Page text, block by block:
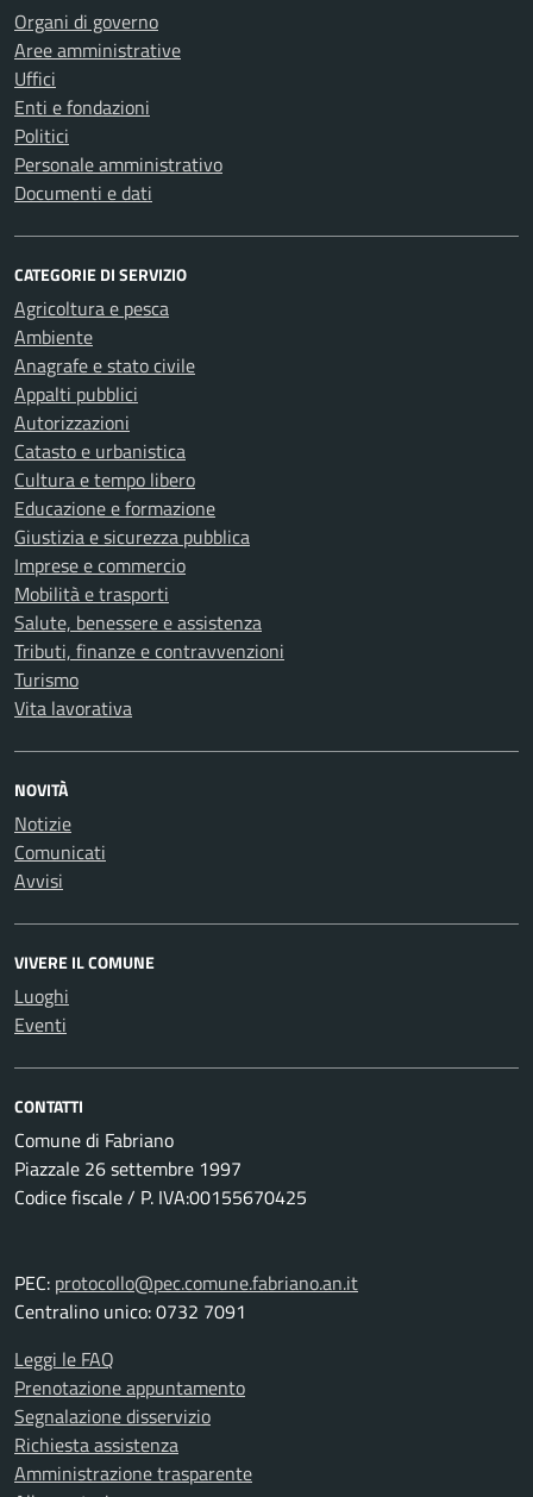
Organi di governo
Aree amministrative
Uffici
Enti e fondazioni
Politici
Personale amministrativo
Documenti e dati
CATEGORIE DI SERVIZIO
Agricoltura e pesca
Ambiente
Anagrafe e stato civile
Appalti pubblici
Autorizzazioni
Catasto e urbanistica
Cultura e tempo libero
Educazione e formazione
Giustizia e sicurezza pubblica
Imprese e commercio
Mobilità e trasporti
Salute, benessere e assistenza
Tributi, finanze e contravvenzioni
Turismo
Vita lavorativa
NOVITÀ
Notizie
Comunicati
Avvisi
VIVERE IL COMUNE
Luoghi
Eventi
CONTATTI
Comune di Fabriano
Piazzale 26 settembre 1997
Codice fiscale / P. IVA:00155670425
PEC: protocollo@pec.comune.fabriano.an.it
Centralino unico: 0732 7091
Leggi le FAQ
Prenotazione appuntamento
Segnalazione disservizio
Richiesta assistenza
Amministrazione trasparente